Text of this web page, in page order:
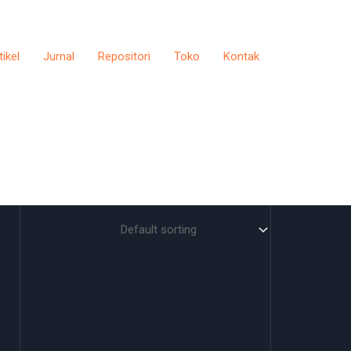
Jurnal Repositori Toko Kontak